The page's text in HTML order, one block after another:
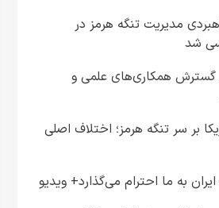
مدیریت تنگه هرمز در
شد
گسترش همکاری‌های علمی و
بر سر تنگه هرمز؛ اختلاف اصلی
به ما احترام می‌گذارد+ ویدیو